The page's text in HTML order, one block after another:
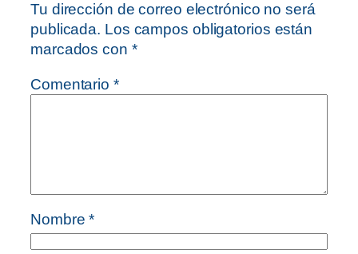
Tu dirección de correo electrónico no será
publicada. Los campos obligatorios están
marcados con *
Comentario *
Nombre*